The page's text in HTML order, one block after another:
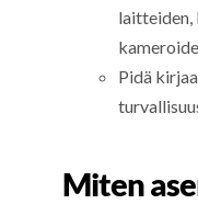
laitteiden,
Pidä
Miten